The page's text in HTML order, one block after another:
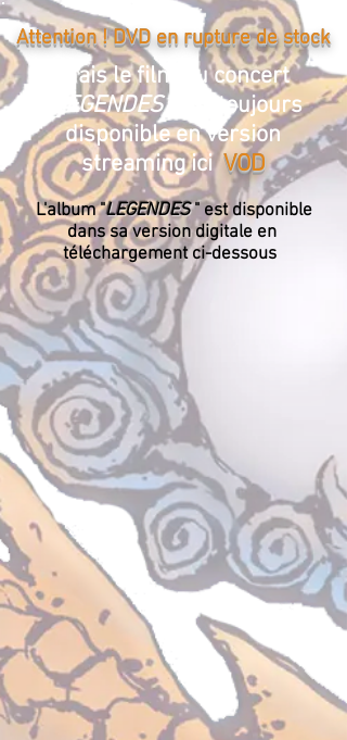
Attention ! DVD en rupture de stock
mais le film du concert
LEGENDES" est toujours
disponible en version
streaming iciVOD
L'album "LEGENDES " est disponible
dans sa version digitale en
téléchargement ci-dessous